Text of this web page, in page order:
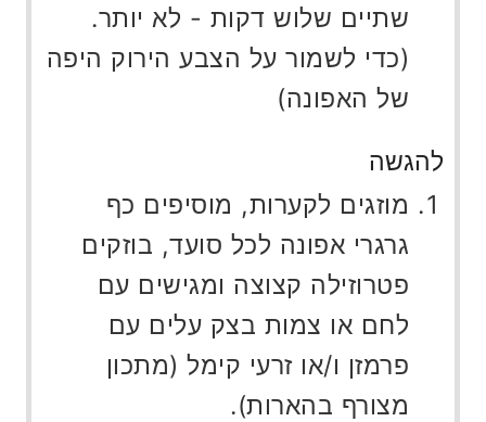
שתיים שלוש דקות - לא יותר.
(כדי לשמור על הצבע הירוק היפה
של האפונה)
להגשה
מוזגים לקערות, מוסיפים כף
גרגרי אפונה לכל סועד, בוזקים
פטרוזילה קצוצה ומגישים עם
לחם או צמות בצק עלים עם
פרמזן ו/או זרעי קימל (מתכון
מצורף בהארות).